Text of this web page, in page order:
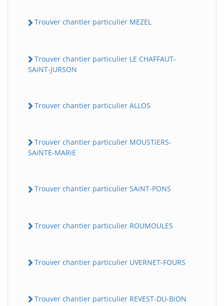
Trouver chantier particulier MEZEL
Trouver chantier particulier LE CHAFFAUT-
SAiNT-JURSON
Trouver chantier particulier ALLOS
Trouver chantier particulier MOUSTiERS-
SAiNTE-MARiE
Trouver chantier particulier SAiNT-PONS
Trouver chantier particulier ROUMOULES
Trouver chantier particulier UVERNET-FOURS
Trouver chantier particulier REVEST-DU-BiON